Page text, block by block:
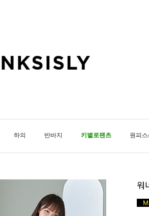
하의 반바지 키별로팬츠 원피
워